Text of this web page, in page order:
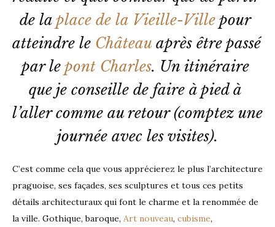
de la place de la Vieille-Ville pour
atteindre le Château après être passé
par le pont Charles. Un itinéraire
que je conseille de faire à pied à
l’aller comme au retour (comptez une
journée avec les visites).
C’est comme cela que vous apprécierez le plus l’architecture
praguoise, ses façades, ses sculptures et tous ces petits
détails architecturaux qui font le charme et la renommée de
la ville. Gothique, baroque, Art nouveau, cubisme,